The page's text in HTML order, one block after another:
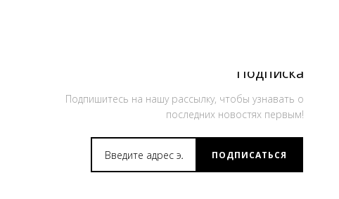
Подписка
Подпишитесь на нашу рассылку, чтобы узнавать о
последних новостях первым!
ПОДПИСАТЬСЯ